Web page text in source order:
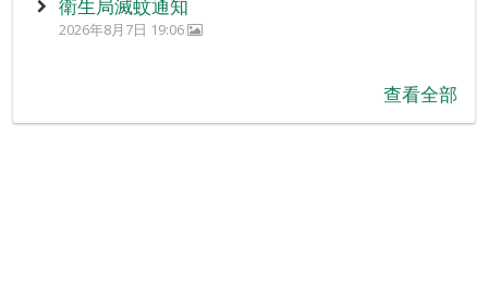
衛生局滅蚊通知
2026年8月7日 19:06
查看全部